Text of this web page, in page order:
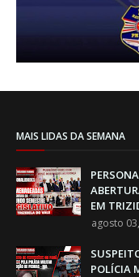
MAIS LIDAS DA SEMANA
EM
agosto
POLÍCIA